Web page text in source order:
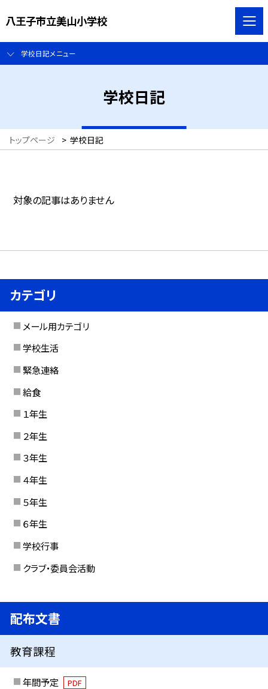
八王子市立美山小学校
学校日記メニュー
学校日記
トップページ > 学校日記
対象の記事はありません
カテゴリ
メール用カテゴリ
学校生活
緊急連絡
給食
１年生
２年生
３年生
４年生
５年生
６年生
学校行事
クラブ・委員会活動
配布文書
教育課程
年間予定 PDF